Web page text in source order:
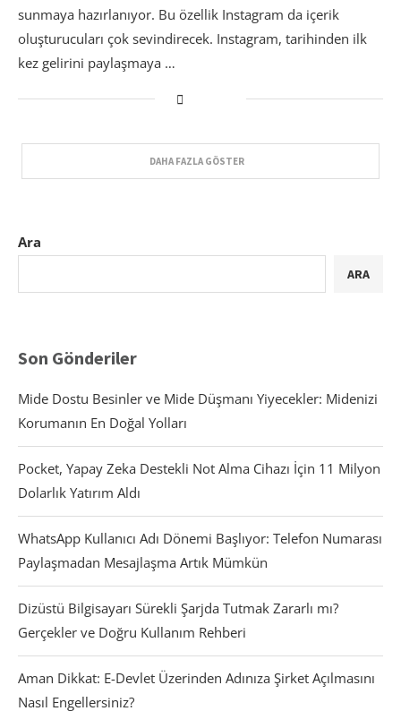
sunmaya hazırlanıyor. Bu özellik Instagram da içerik
oluşturucuları çok sevindirecek. Instagram, tarihinden ilk
kez gelirini paylaşmaya …
DAHA FAZLA GÖSTER
Ara
ARA
Son Gönderiler
Mide Dostu Besinler ve Mide Düşmanı Yiyecekler: Midenizi
Korumanın En Doğal Yolları
Pocket, Yapay Zeka Destekli Not Alma Cihazı İçin 11 Milyon
Dolarlık Yatırım Aldı
WhatsApp Kullanıcı Adı Dönemi Başlıyor: Telefon Numarası
Paylaşmadan Mesajlaşma Artık Mümkün
Dizüstü Bilgisayarı Sürekli Şarjda Tutmak Zararlı mı?
Gerçekler ve Doğru Kullanım Rehberi
Aman Dikkat: E-Devlet Üzerinden Adınıza Şirket Açılmasını
Nasıl Engellersiniz?